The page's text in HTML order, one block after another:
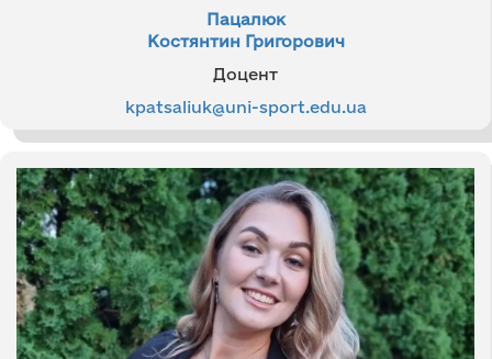
Пацалюк
Костянтин Григорович
Доцент
kpatsaliuk@uni-sport.edu.ua